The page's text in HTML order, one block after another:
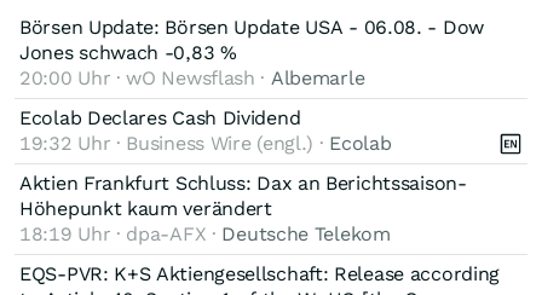
Börsen Update: Börsen Update USA - 06.08. - Dow
Jones schwach -0,83 %
20:00 Uhr · wO Newsflash · Albemarle
Ecolab Declares Cash Dividend
19:32 Uhr · Business Wire (engl.) · Ecolab
Aktien Frankfurt Schluss: Dax an Berichtssaison-
Höhepunkt kaum verändert
18:19 Uhr · dpa-AFX · Deutsche Telekom
EQS-PVR: K+S Aktiengesellschaft: Release according